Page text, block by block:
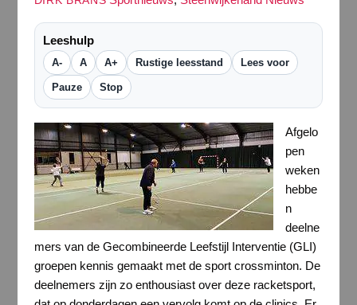
Leeshulp
A- A A+ Rustige leesstand Lees voor
Pauze Stop
Afgelo
pen
weken
hebbe
n
deelne
mers van de Gecombineerde Leefstijl Interventie (GLI)
groepen kennis gemaakt met de sport crossminton. De
deelnemers zijn zo enthousiast over deze racketsport,